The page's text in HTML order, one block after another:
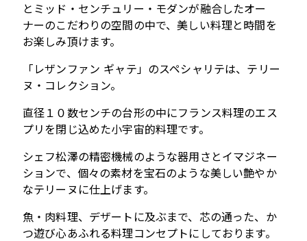
とミッド・センチュリー・モダンが融合したオー
ナーのこだわりの空間の中で、美しい料理と時間を
お楽しみ頂けます。
「レザンファン ギャテ」のスペシャリテは、テリー
ヌ・コレクション。
直径１０数センチの台形の中にフランス料理のエス
プリを閉じ込めた小宇宙的料理です。
シェフ松澤の精密機械のような器用さとイマジネー
ションで、個々の素材を宝石のような美しい艶やか
なテリーヌに仕上げます。
魚・肉料理、デザートに及ぶまで、芯の通った、か
つ遊び心あふれる料理コンセプトにしております。